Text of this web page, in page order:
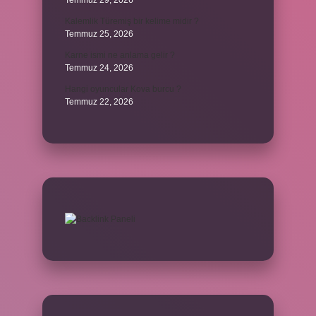
Temmuz 25, 2026
Temmuz 24, 2026
Temmuz 22, 2026